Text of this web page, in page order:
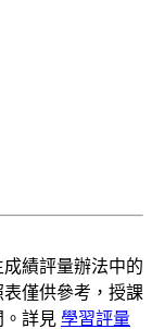
績評量辦法中的
僅供參考，授課
。詳見 學習評量